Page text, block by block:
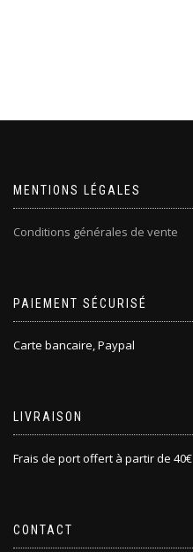
MENTIONS LÉGALES
Conditions générales de vente
PAIEMENT SÉCURISÉ
Carte bancaire, Paypal
LIVRAISON
Frais de port offert à partir de 40€
CONTACT